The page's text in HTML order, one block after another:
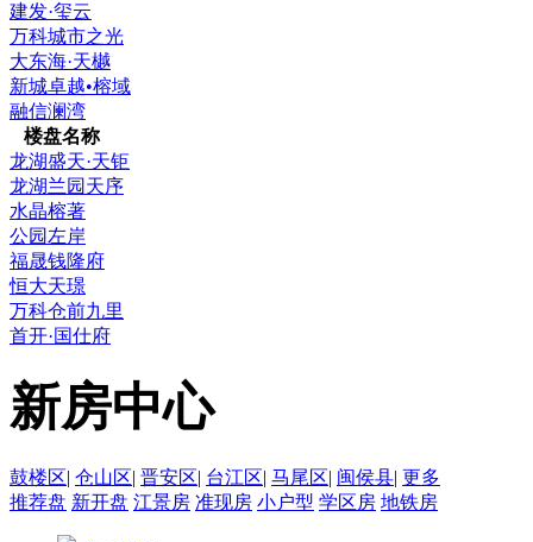
建发·玺云
万科城市之光
大东海·天樾
新城卓越•榕域
融信澜湾
楼盘名称
龙湖盛天·天钜
龙湖兰园天序
水晶榕著
公园左岸
福晟钱隆府
恒大天璟
万科仓前九里
首开·国仕府
新房中心
鼓楼区| 仓山区| 晋安区| 台江区| 马尾区| 闽侯县| 更多
推荐盘 新开盘 江景房 准现房 小户型 学区房 地铁房